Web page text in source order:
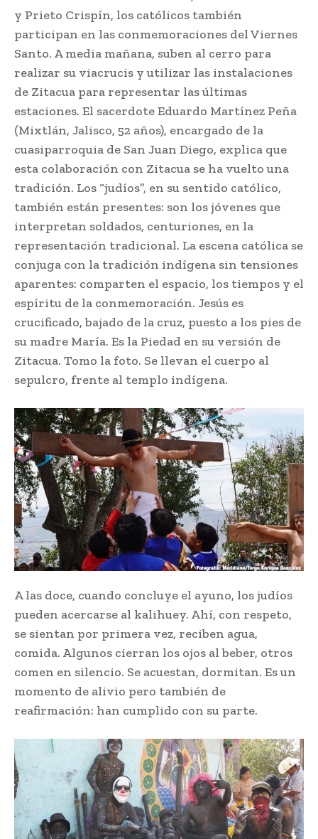
y Prieto Crispín, los católicos también
participan en las conmemoraciones del Viernes
Santo. A media mañana, suben al cerro para
realizar su viacrucis y utilizar las instalaciones
de Zitacua para representar las últimas
estaciones. El sacerdote Eduardo Martínez Peña
(Mixtlán, Jalisco, 52 años), encargado de la
cuasiparroquia de San Juan Diego, explica que
esta colaboración con Zitacua se ha vuelto una
tradición. Los “judíos”, en su sentido católico,
también están presentes: son los jóvenes que
interpretan soldados, centuriones, en la
representación tradicional. La escena católica se
conjuga con la tradición indígena sin tensiones
aparentes: comparten el espacio, los tiempos y el
espíritu de la conmemoración. Jesús es
crucificado, bajado de la cruz, puesto a los pies de
su madre María. Es la Piedad en su versión de
Zitacua. Tomo la foto. Se llevan el cuerpo al
sepulcro, frente al templo indígena.
A las doce, cuando concluye el ayuno, los judíos
pueden acercarse al kalihuey. Ahí, con respeto,
se sientan por primera vez, reciben agua,
comida. Algunos cierran los ojos al beber, otros
comen en silencio. Se acuestan, dormitan. Es un
momento de alivio pero también de
reafirmación: han cumplido con su parte.